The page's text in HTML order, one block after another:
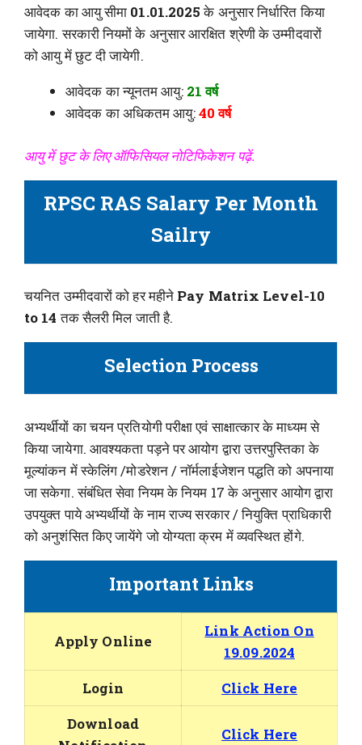
आवेदक का आयु सीमा 01.01.2025के अनुसार निर्धारित किया
जायेगा. सरकारी नियमों के अनुसार आरक्षित श्रेणी के उम्मीदवारों
को आयु में छुट दी जायेगी.
आवेदक का न्यूनतम आयु: 21 वर्ष
आवेदक का अधिकतम आयु:40 वर्ष
आयु में छुट के लिए ऑफिसियल नोटिफिकेशन पढ़ें.
RPSC RAS Salary Per Month
Sailry
चयनित उम्मीदवारों को हर महीने Pay Matrix Level-10
to 14 तक सैलरी मिल जाती है.
Selection Process
अभ्यर्थीयों का चयन प्रतियोगी परीक्षा एवं साक्षात्कार के माध्यम से
किया जायेगा. आवश्यकता पड़ने पर आयोग द्वारा उत्तरपुस्तिका के
मूल्यांकन में स्केलिंग /मोडरेशन / नॉर्मलाईजेशन पद्धति को अपनाया
जा सकेगा. संबंधित सेवा नियम के नियम 17 के अनुसार आयोग द्वारा
उपयुक्त पाये अभ्यर्थीयों के नाम राज्य सरकार / नियुक्ति प्राधिकारी
को अनुशंसित किए जायेंगे जो योग्यता क्रम में व्यवस्थित होंगे.
Important Links
Apply Online
Link Action On
19.09.2024
Login
Click Here
Download
Click Here